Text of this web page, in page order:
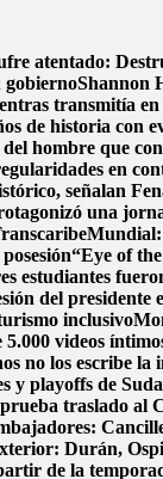
atentado:
gobiernoShannon
transmitía
de historia con
hombre que
en
señalan
una
Mundial:
“Eye of
estudiantes
del presidente
inclusivo
videos
no los escribe la
y playoffs de
traslado al
Durán,
de la